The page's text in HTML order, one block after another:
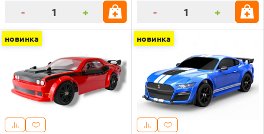
- + - +
новинка новинка